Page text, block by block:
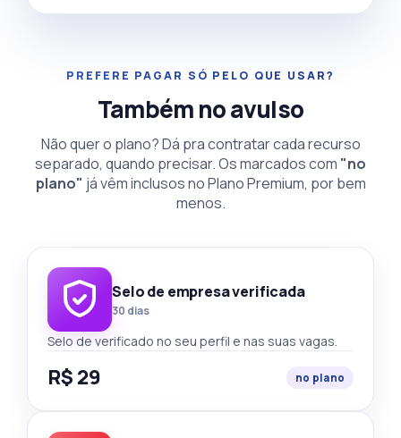
PREFERE PAGAR SÓ PELO QUE USAR?
Também no avulso
Não quer o plano? Dá pra contratar cada recurso
separado, quando precisar. Os marcados com "no
plano" já vêm inclusos no Plano Premium, por bem
menos.
Selo de empresa verificada
30 dias
Selo de verificado no seu perfil e nas suas vagas.
R$ 29 no plano